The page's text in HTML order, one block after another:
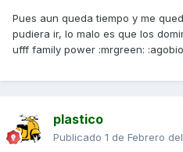
Pues aun queda tiempo y me
pudiera ir, lo malo es que los
ufff family power :mrgreen: :agobio
plastico
Publicado 1 de Febrero